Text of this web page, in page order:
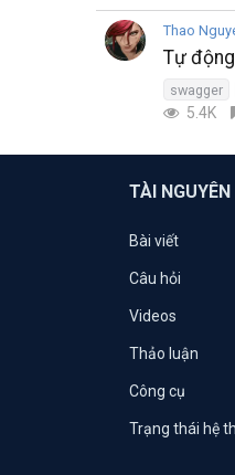
Thao
Tự
swagger
5.4K
TÀI NGUYÊN
Bài viết
Câu hỏi
Videos
Thảo luận
Công cụ
Trạng thái hệ